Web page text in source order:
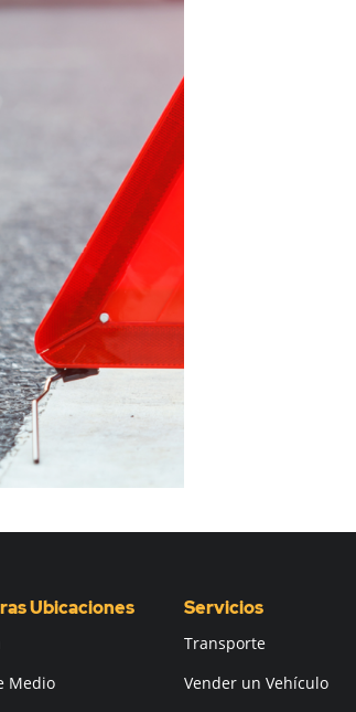
Ubicaciones
Medio
Servicios
Transporte
Vender un Vehículo